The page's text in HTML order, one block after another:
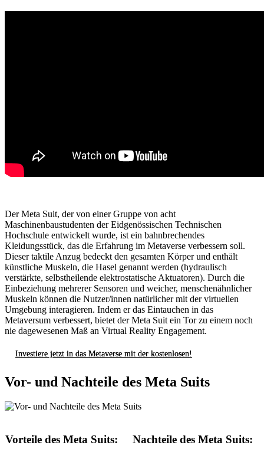
Der Meta Suit, der von einer Gruppe von acht
Maschinenbaustudenten der Eidgenössischen Technischen
Hochschule entwickelt wurde, ist ein bahnbrechendes
Kleidungsstück, das die Erfahrung im Metaverse verbessern soll.
Dieser taktile Anzug bedeckt den gesamten Körper und enthält
künstliche Muskeln, die Hasel genannt werden (hydraulisch
verstärkte, selbstheilende elektrostatische Aktuatoren). Durch die
Einbeziehung mehrerer Sensoren und weicher, menschenähnlicher
Muskeln können die Nutzer/innen natürlicher mit der virtuellen
Umgebung interagieren. Indem er das Eintauchen in das
Metaversum verbessert, bietet der Meta Suit ein Tor zu einem noch
nie dagewesenen Maß an Virtual Reality Engagement.
Investiere jetzt in das Metaverse mit der kostenlosen!
Vor- und Nachteile des Meta Suits
Vorteile des Meta Suits: Nachteile des Meta Suits: